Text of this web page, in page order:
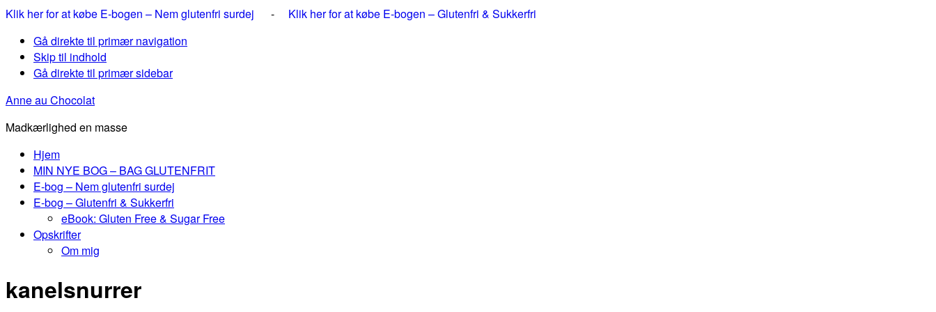
Klik her for at købe E-bogen – Nem glutenfri surdej - Klik her for at købe E-bogen – Glutenfri & Sukkerfri
Gå direkte til primær navigation
Skip til indhold
Gå direkte til primær sidebar
Anne au Chocolat
Madkærlighed en masse
Hjem
MIN NYE BOG – BAG GLUTENFRIT
E-bog – Nem glutenfri surdej
E-bog – Glutenfri & Sukkerfri
eBook: Gluten Free & Sugar Free
Opskrifter
Om mig
kanelsnurrer